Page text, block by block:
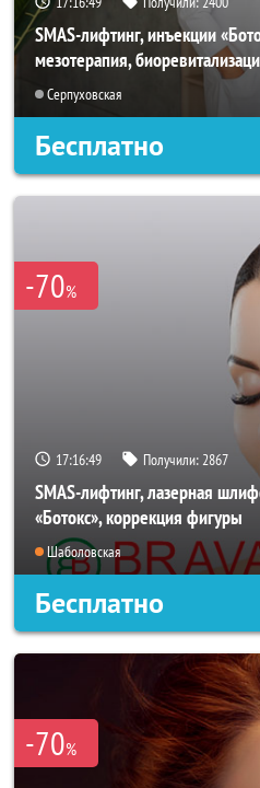
SMAS-лифтинг, инъекции
мезотерапия,
Серпуховская
Бесплатно
-70%
17:16:47 Получили: 2867
SMAS-лифтинг, лазерная
«Ботокс», коррекция фигуры
Шаболовская
Бесплатно
-70%